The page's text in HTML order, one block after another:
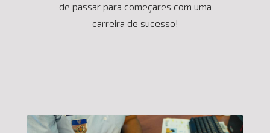
de passar para começares com uma
carreira de sucesso!